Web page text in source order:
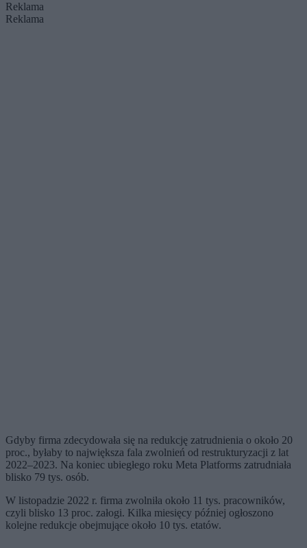
Reklama
Reklama
Gdyby firma zdecydowała się na redukcję zatrudnienia o około 20
proc., byłaby to największa fala zwolnień od restrukturyzacji z lat
2022–2023. Na koniec ubiegłego roku Meta Platforms zatrudniała
blisko 79 tys. osób.
W listopadzie 2022 r. firma zwolniła około 11 tys. pracowników,
czyli blisko 13 proc. załogi. Kilka miesięcy później ogłoszono
kolejne redukcje obejmujące około 10 tys. etatów.